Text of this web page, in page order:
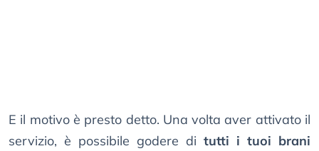
E il motivo è presto detto. Una volta aver attivato il
servizio, è possibile godere di tutti i tuoi brani